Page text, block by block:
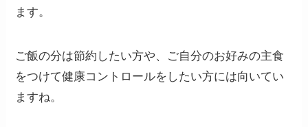
ます。
ご飯の分は節約したい方や、ご自分のお好みの主食
をつけて健康コントロールをしたい方には向いてい
ますね。